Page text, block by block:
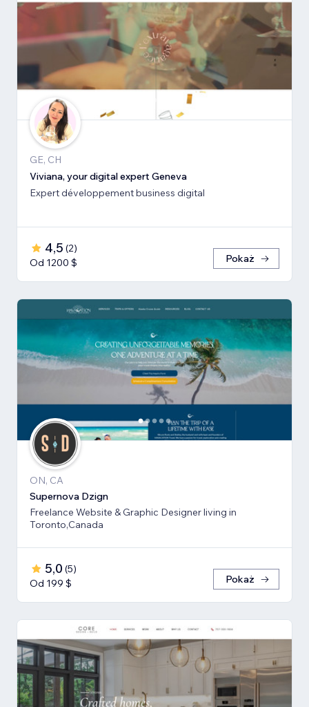
GE, CH
Viviana, your digital expert Geneva
Expert développement business digital
4,5 (2)
Od 1200 $
Pokaż
ON, CA
Supernova Dzign
Freelance Website & Graphic Designer living in
Toronto,Canada
5,0 (5)
Od 199 $
Pokaż